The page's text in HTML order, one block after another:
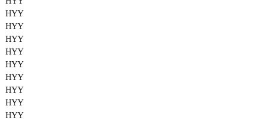
HYY
HYY
HYY
HYY
HYY
HYY
HYY
HYY
HYY